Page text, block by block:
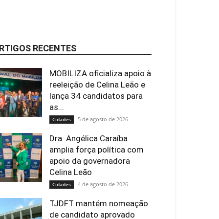
RECENTES
MOBILIZA oficializa apoio à
reeleição de Celina Leão e
lança 34 candidatos para
as...
Cidades 5 de agosto de 2026
Dra. Angélica Caraíba
amplia força política com
apoio da governadora
Celina Leão
Cidades 4 de agosto de 2026
TJDFT mantém nomeação
de candidato aprovado